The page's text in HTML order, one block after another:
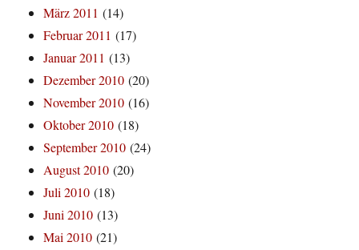
März 2011 (14)
Februar 2011 (17)
Januar 2011 (13)
Dezember 2010 (20)
November 2010 (16)
Oktober 2010 (18)
September 2010 (24)
August 2010 (20)
Juli 2010 (18)
Juni 2010 (13)
Mai 2010 (21)